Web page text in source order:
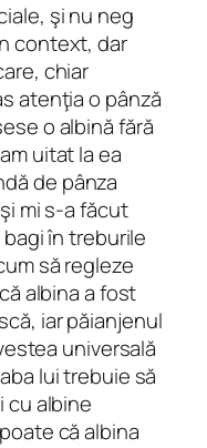
şi nu neg
context, dar
chiar
atenţia o pânză
o albină fără
uitat la ea
de pânza
mi s-a făcut
în treburile
să regleze
albina a fost
iar păianjenul
universală
lui trebuie să
cu albine
că albina